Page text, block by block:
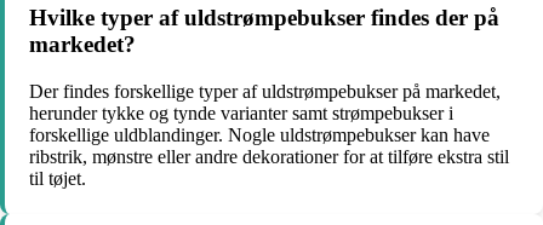
Hvilke typer af uldstrømpebukser findes der på
markedet?
Der findes forskellige typer af uldstrømpebukser på markedet,
herunder tykke og tynde varianter samt strømpebukser i
forskellige uldblandinger. Nogle uldstrømpebukser kan have
ribstrik, mønstre eller andre dekorationer for at tilføre ekstra stil
til tøjet.